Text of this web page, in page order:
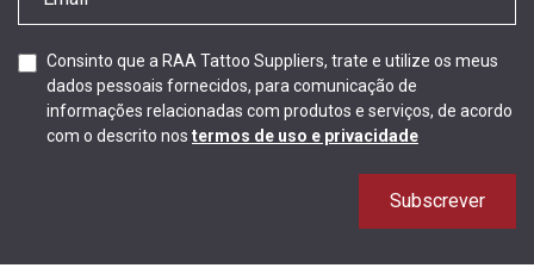
Consinto que a RAA Tattoo Suppliers, trate e utilize os meus
dados pessoais fornecidos, para comunicação de
informações relacionadas com produtos e serviços, de acordo
com o descrito nos termos de uso e privacidade
Subscrever